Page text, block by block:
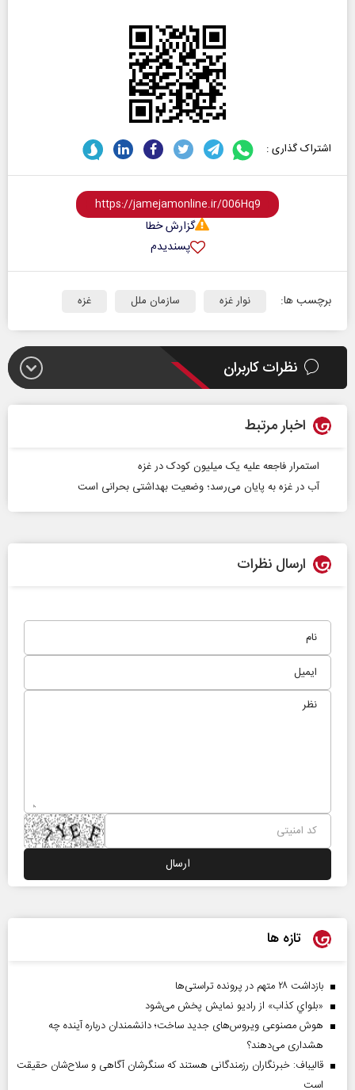
اشتراک گذاری :
گزارش خطا
پسندیدم
برچسب ها: نوار غزه سازمان ملل غزه
نظرات کاربران
اخبار مرتبط
استمرار فاجعه علیه یک میلیون کودک در غزه
آب در غزه به پایان می‌رسد؛ وضعیت بهداشتی بحرانی است
ارسال نظرات
تازه ها
بازداشت ۲۸ متهم در پرونده تراستی‌ها
«بلواي کذاب» از رادیو نمایش پخش می‌شود
هوش مصنوعی ویروس‌های جدید ساخت؛ دانشمندان درباره آینده چه
هشداری می‌دهند؟
قالیباف: خبرنگاران رزمندگانی هستند که سنگرشان آگاهی و سلاح‌شان حقیقت
است